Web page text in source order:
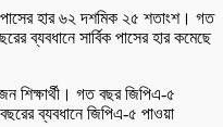
পাসের হার ৬২ দশমিক ২৫ শতাংশ। গত
ব্যবধানে সার্বিক পাসের হার কমেছে
শিক্ষার্থী। গত বছর জিপিএ-৫
ব্যবধানে জিপিএ-৫ পাওয়া